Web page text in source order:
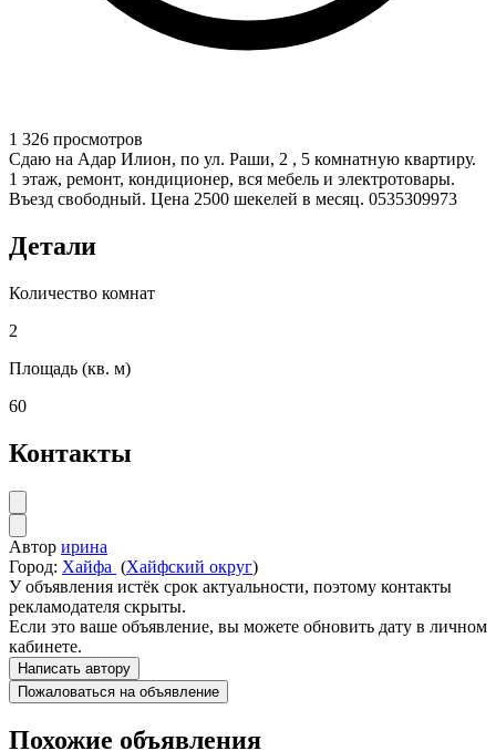
1 326 просмотров
Сдаю на Адар Илион, по ул. Раши, 2 , 5 комнатную квартиру.
1 этаж, ремонт, кондиционер, вся мебель и электротовары.
Въезд свободный. Цена 2500 шекелей в месяц. 0535309973
Детали
Количество комнат
2
Площадь (кв. м)
60
Контакты
Автор ирина
Город: Хайфа (Хайфский округ)
У объявления истёк срок актуальности, поэтому контакты
рекламодателя скрыты.
Если это ваше объявление, вы можете обновить дату в личном
кабинете.
Написать автору
Пожаловаться на объявление
Похожие объявления